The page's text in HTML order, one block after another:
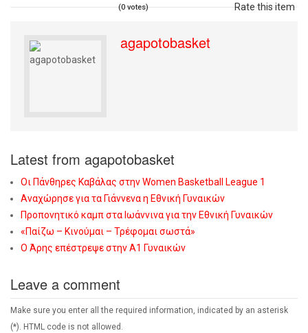
Rate this item
(0 votes)
agapotobasket
Latest from agapotobasket
Οι Πάνθηρες Καβάλας στην Women Basketball League 1
Αναχώρησε για τα Γιάννενα η Εθνική Γυναικών
Προπονητικό καμπ στα Ιωάννινα για την Εθνική Γυναικών
«Παίζω – Κινούμαι – Τρέφομαι σωστά»
Ο Άρης επέστρεψε στην Α1 Γυναικών
Leave a comment
Make sure you enter all the required information, indicated by an asterisk
(*). HTML code is not allowed.